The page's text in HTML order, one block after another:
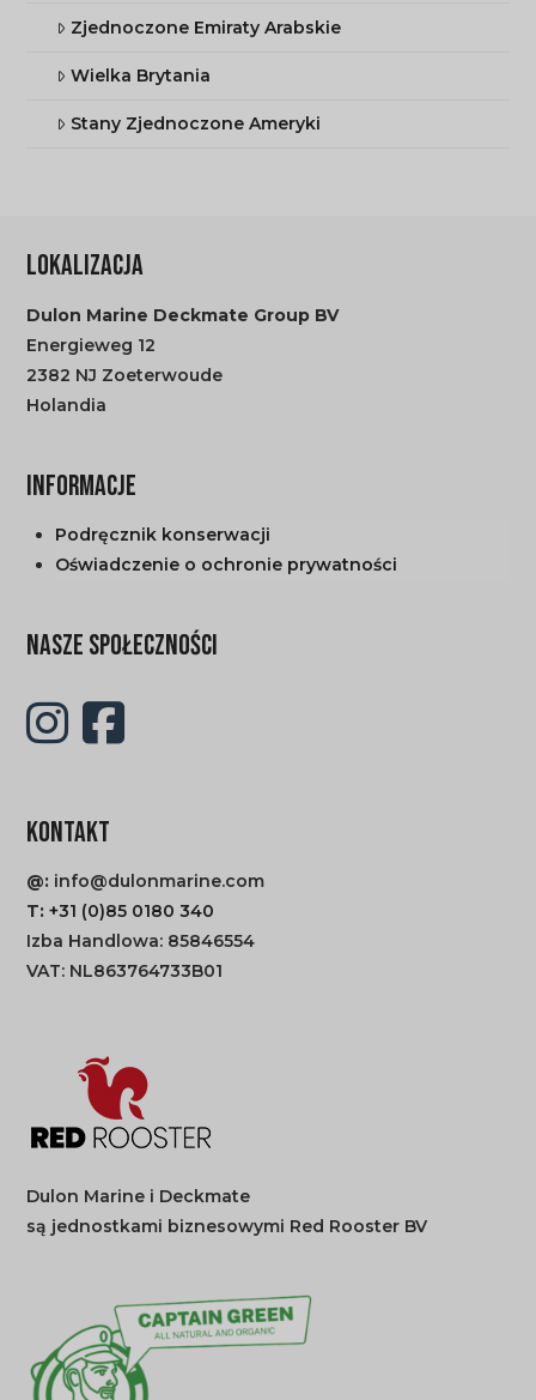
Zjednoczone Emiraty Arabskie
Wielka Brytania
Stany Zjednoczone Ameryki
LOKALIZACJA
Dulon Marine Deckmate Group BV
Energieweg 12
2382 NJ Zoeterwoude
Holandia
INFORMACJE
Podręcznik konserwacji
Oświadczenie o ochronie prywatności
NASZE SPOŁECZNOŚCI
KONTAKT
@: info@dulonmarine.com
T: +31 (0)85 0180 340
Izba Handlowa: 85846554
VAT: NL863764733B01
Dulon Marine i Deckmate
są jednostkami biznesowymi Red Rooster BV